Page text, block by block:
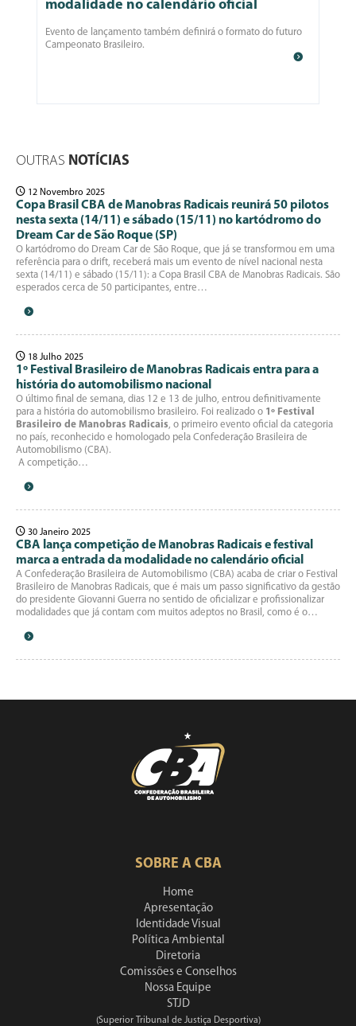
modalidade no calendário oficial
Evento de lançamento também definirá o formato do futuro
Campeonato Brasileiro.
OUTRAS NOTÍCIAS
12 Novembro 2025
Copa Brasil CBA de Manobras Radicais reunirá 50 pilotos
nesta sexta (14/11) e sábado (15/11) no kartódromo do
Dream Car de São Roque (SP)
O kartódromo do Dream Car de São Roque, que já se transformou em uma
referência para o drift, receberá mais um evento de nível nacional nesta
sexta (14/11) e sábado (15/11): a Copa Brasil CBA de Manobras Radicais. São
esperados cerca de 50 participantes, entre…
18 Julho 2025
1º Festival Brasileiro de Manobras Radicais entra para a
história do automobilismo nacional
O último final de semana, dias 12 e 13 de julho, entrou definitivamente
para a história do automobilismo brasileiro. Foi realizado o 1º Festival
Brasileiro de Manobras Radicais, o primeiro evento oficial da categoria
no país, reconhecido e homologado pela Confederação Brasileira de
Automobilismo (CBA).
A competição…
30 Janeiro 2025
CBA lança competição de Manobras Radicais e festival
marca a entrada da modalidade no calendário oficial
A Confederação Brasileira de Automobilismo (CBA) acaba de criar o Festival
Brasileiro de Manobras Radicais, que é mais um passo significativo da gestão
do presidente Giovanni Guerra no sentido de oficializar e profissionalizar
modalidades que já contam com muitos adeptos no Brasil, como é o…
SOBRE A CBA
Home
Apresentação
Identidade Visual
Política Ambiental
Diretoria
Comissões e Conselhos
Nossa Equipe
STJD
(Superior Tribunal de Justiça Desportiva)